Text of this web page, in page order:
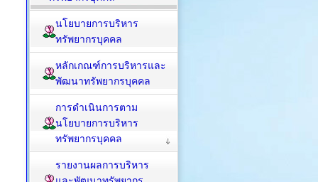
นโยบายการบริหาร
ทรัพยากรบุคคล
หลักเกณฑ์การบริหารและ
พัฒนาทรัพยากรบุคคล
การดำเนินการตาม
นโยบายการบริหาร
ทรัพยากรบุคคล
รายงานผลการบริหาร